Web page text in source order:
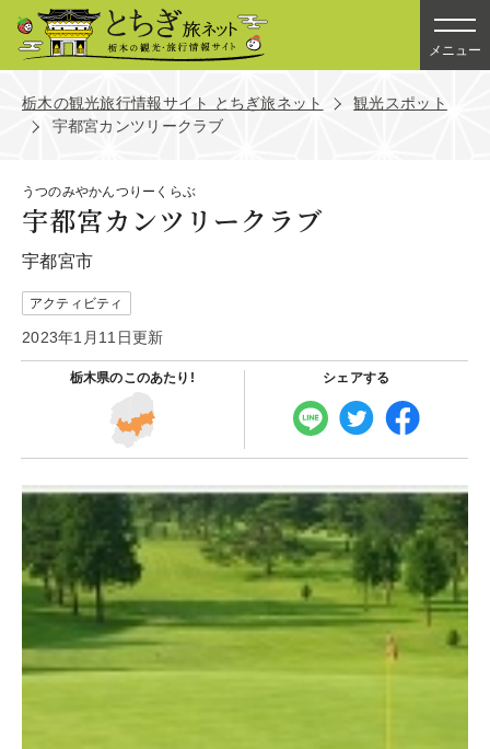
メニュー
栃木の観光旅行情報サイト とちぎ旅ネット
観光スポット
宇都宮カンツリークラブ
うつのみやかんつりーくらぶ
宇都宮カンツリークラブ
宇都宮市
アクティビティ
2023年1月11日更新
栃木県のこのあたり! シェアする